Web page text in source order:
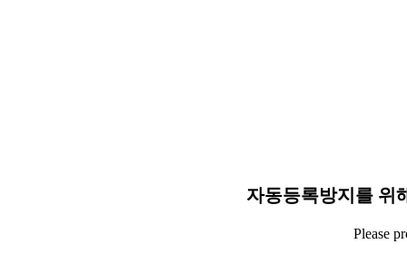
자동등록방지를 위
Please